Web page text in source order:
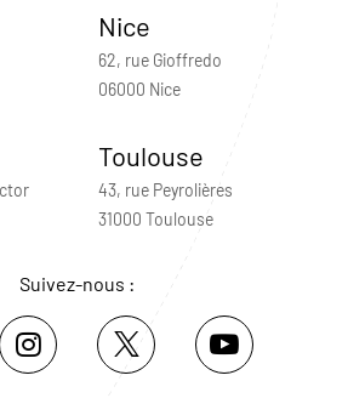
Nice
62, rue Gioffredo
06000 Nice
Toulouse
43, rue Peyrolières
31000 Toulouse
Suivez-nous :